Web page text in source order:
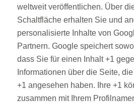
weltweit veröffentlichen. Über
Schaltfläche erhalten Sie und
personalisierte Inhalte von
Partnern. Google speichert
dass Sie für einen Inhalt +1
Informationen über die Seite,
+1 angesehen haben. Ihre +1
zusammen mit Ihrem